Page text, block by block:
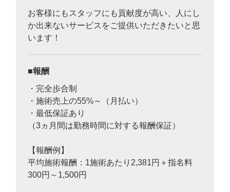
お客様にもスタッフにも貢献度が高い、人にし
か出来ないサービスをご提供いただきたいと思
います！
報酬
・完全歩合制
・施術売上の55%～（月払い）
・最低保証あり
（3ヵ月間は勤務時間に対する報酬保証）
【報酬例】
平均施術報酬：1施術あたり2,381円＋指名料
300円～1,500円